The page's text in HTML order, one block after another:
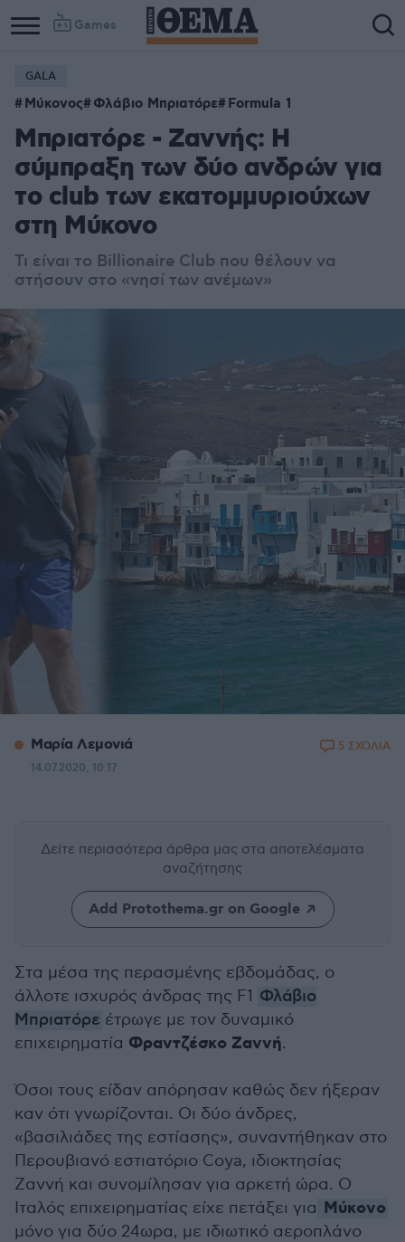
Games
GALA
Μύκονος Φλάβιο Μπριατόρε Formula 1
Μπριατόρε - Ζαννής: Η
σύμπραξη των δύο ανδρών για
το club των εκατομμυριούχων
στη Μύκονο
Τι είναι το Billionaire Club που θέλουν να
στήσουν στο «νησί των ανέμων»
Μαρία Λεμονιά
14.07.2020, 10:17
5 ΣΧΟΛΙΑ
Δείτε περισσότερα άρθρα μας στα αποτελέσματα
αναζήτησης
Add Protothema.gr on Google
Στα μέσα της περασμένης εβδομάδας, ο
άλλοτε ισχυρός άνδρας της F1 Φλάβιο
Μπριατόρε έτρωγε με τον δυναμικό
επιχειρηματία Φραντζέσκο Ζαννή.
Όσοι τους είδαν απόρησαν καθώς δεν ήξεραν
καν ότι γνωρίζονται. Οι δύο άνδρες,
«βασιλιάδες της εστίασης», συναντήθηκαν στο
Περουβιανό εστιατόριο Coya, ιδιοκτησίας
Ζαννή και συνομίλησαν για αρκετή ώρα. Ο
Ιταλός επιχειρηματίας είχε πετάξει για Μύκονο
μόνο για δύο 24ωρα, με ιδιωτικό αεροπλάνο